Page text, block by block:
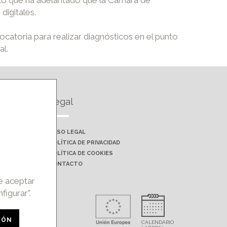
para realizar diagnósticos en el punto
Legal
AVISO LEGAL
POLÍTICA DE PRIVACIDAD
POLÍTICA DE COOKIES
CONTACTO
la
aceptar